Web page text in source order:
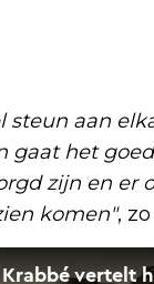
steun aan
gaat het
zijn en er
komen",